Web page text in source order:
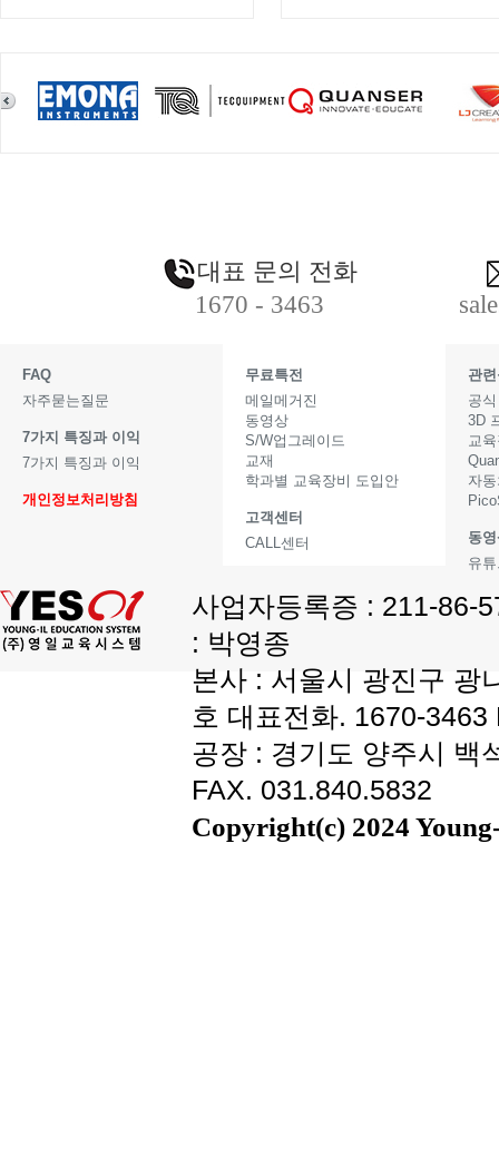
대표 문의 전화
1670 - 3463
FAQ
자주묻는질문
7가지 특징과 이익
7가지 특징과 이익
개인정보처리방침
무료특전
메일메거진
동영상
S/W업그레이드
교재
학과별 교육장비 도입안
고객센터
CALL센터
관
공
3D
교
자
동
유
사업자등록증 : 211-86-
: 박영종
본사 : 서울시 광진구 광
호 대표전화. 1670-
공장 : 경기도 양주시 백
FAX. 031.840.5832
Copyright(c) 2024